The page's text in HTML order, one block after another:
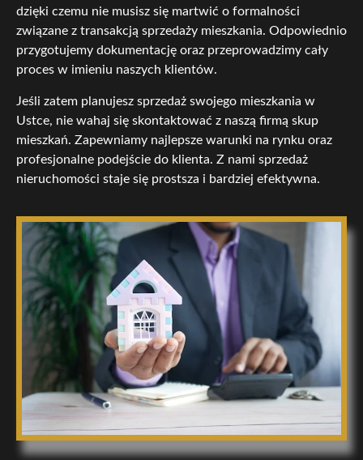
dzięki czemu nie musisz się martwić o formalności
związane z transakcją sprzedaży mieszkania. Odpowiednio
przygotujemy dokumentację oraz przeprowadzimy cały
proces w imieniu naszych klientów.
Jeśli zatem planujesz sprzedaż swojego mieszkania w
Ustce, nie wahaj się skontaktować z naszą firmą skup
mieszkań. Zapewniamy najlepsze warunki na rynku oraz
profesjonalne podejście do klienta. Z nami sprzedaż
nieruchomości staje się prostsza i bardziej efektywna.